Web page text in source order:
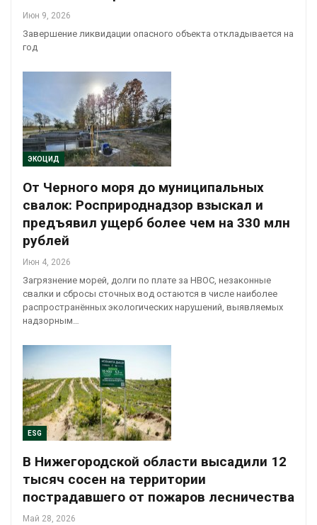
Июн 9, 2026
Завершение ликвидации опасного объекта откладывается на
год
ЭКОЦИД
От Черного моря до муниципальных
свалок: Росприроднадзор взыскал и
предъявил ущерб более чем на 330 млн
рублей
Июн 4, 2026
Загрязнение морей, долги по плате за НВОС, незаконные
свалки и сбросы сточных вод остаются в числе наиболее
распространённых экологических нарушений, выявляемых
надзорным…
ESG
В Нижегородской области высадили 12
тысяч сосен на территории
пострадавшего от пожаров лесничества
Май 28, 2026